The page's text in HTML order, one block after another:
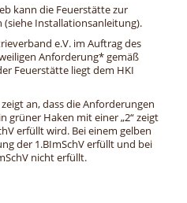
kann die Feuerstätte zur
(siehe Installationsanleitung).
e.V. im Auftrag des
Anforderung* gemäß
Feuerstätte liegt dem HKI
an, dass die Anforderungen
grüner Haken mit einer „2“ zeigt
erfüllt wird. Bei einem gelben
der 1.BImSchV erfüllt und bei
nicht erfüllt.